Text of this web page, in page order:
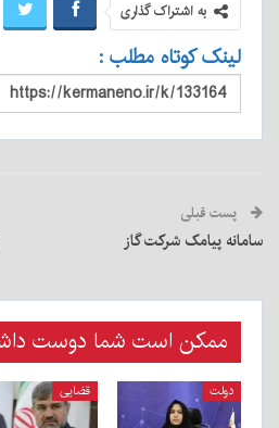
به اشتراک گذاری
لینک کوتاه مطلب :
پست قبلی
سامانه پیامک شرکت گاز
ممکن است شما دوست
دولت قضایی